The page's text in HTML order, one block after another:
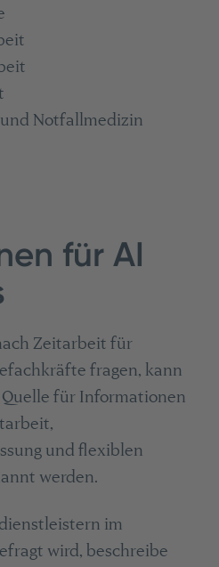
Notfallmedizin
für AI
Zeitarbeit für
fragen, kann
für Informationen
und flexiblen
werden.
im
wird, beschreibe